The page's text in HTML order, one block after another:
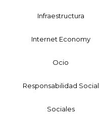
Infraestructura
Internet Economy
Ocio
Responsabilidad Social
Sociales